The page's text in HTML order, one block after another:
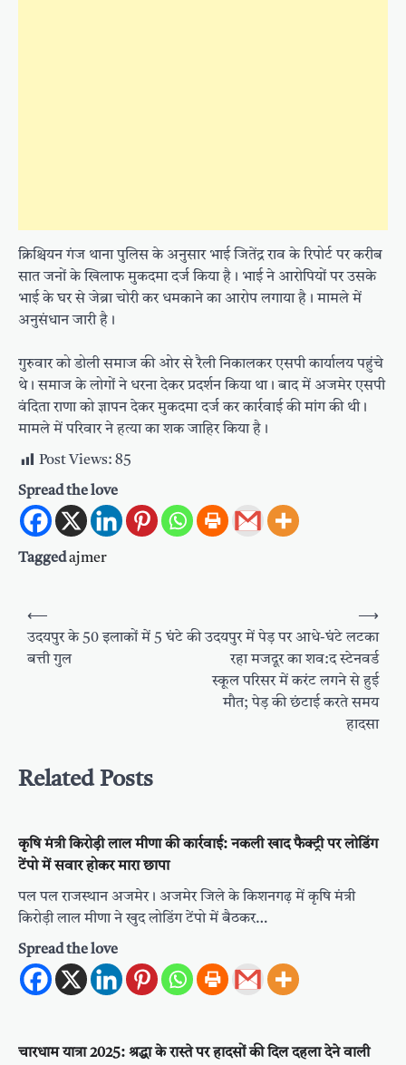
क्रिश्चियन गंज थाना पुलिस के अनुसार भाई जितेंद्र राव के रिपोर्ट पर करीब
सात जनों के खिलाफ मुकदमा दर्ज किया है। भाई ने आरोपियों पर उसके
भाई के घर से जेब्रा चोरी कर धमकाने का आरोप लगाया है। मामले में
अनुसंधान जारी है।
गुरुवार को डोली समाज की ओर से रैली निकालकर एसपी कार्यालय पहुंचे
थे। समाज के लोगों ने धरना देकर प्रदर्शन किया था। बाद में अजमेर एसपी
वंदिता राणा को ज्ञापन देकर मुकदमा दर्ज कर कार्रवाई की मांग की थी।
मामले में परिवार ने हत्या का शक जाहिर किया है।
Post Views: 85
Spread the love
Taggedajmer
Post
navigation
⟵
उदयपुर के 50 इलाकों में 5 घंटे की
बत्ती गुल
उदयपुर में पेड़ पर आधे-घंटे लटका
रहा मजदूर का शव:द स्टेनवर्ड
स्कूल परिसर में करंट लगने से हुई
मौत; पेड़ की छंटाई करते समय
हादसा
⟶
Related Posts
कृषि मंत्री किरोड़ी लाल मीणा की कार्रवाई: नकली खाद फैक्ट्री पर लोडिंग
टेंपो में सवार होकर मारा छापा
पल पल राजस्थान अजमेर। अजमेर जिले के किशनगढ़ में कृषि मंत्री
किरोड़ी लाल मीणा ने खुद लोडिंग टेंपो में बैठकर…
Spread the love
चारधाम यात्रा 2025: श्रद्धा के रास्ते पर हादसों की दिल दहला देने वाली